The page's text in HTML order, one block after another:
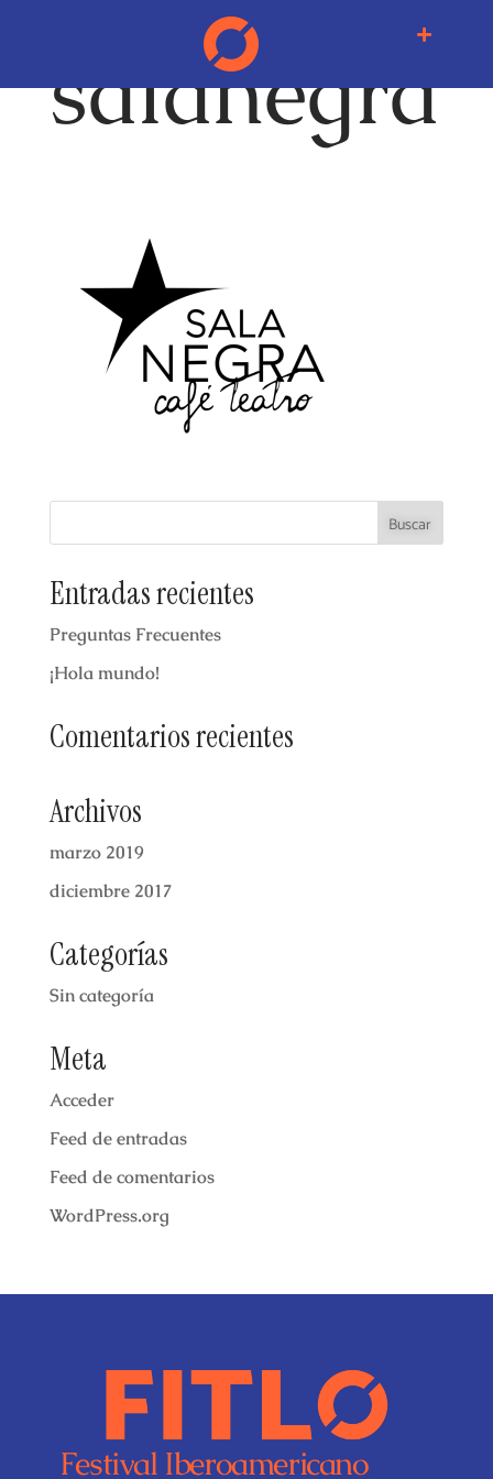
salanegra
Entradas recientes
Preguntas Frecuentes
¡Hola mundo!
Comentarios recientes
Archivos
marzo 2019
diciembre 2017
Categorías
Sin categoría
Meta
Acceder
Feed de entradas
Feed de comentarios
WordPress.org
Festival Iberoamericano